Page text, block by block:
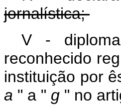
jornalística;
V -
reconhecido
instituição por
a " a " g " no